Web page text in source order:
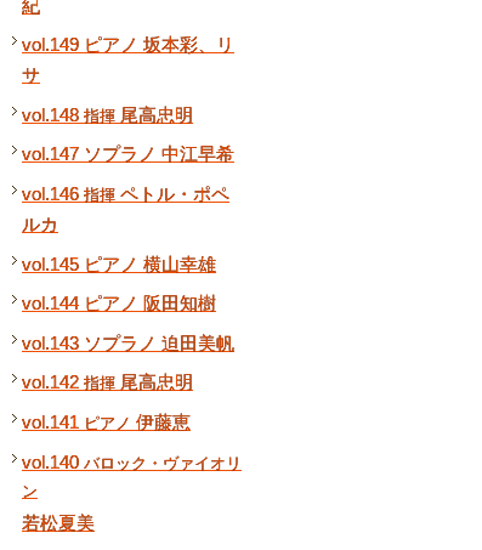
紀
vol.149 ピアノ 坂本彩、リ
サ
vol.148 指揮 尾高忠明
vol.147 ソプラノ 中江早希
vol.146 指揮 ペトル・ポペ
ルカ
vol.145 ピアノ 横山幸雄
vol.144 ピアノ 阪田知樹
vol.143 ソプラノ 迫田美帆
vol.142 指揮 尾高忠明
vol.141 ピアノ 伊藤恵
vol.140 バロック・ヴァイオリ
ン
若松夏美